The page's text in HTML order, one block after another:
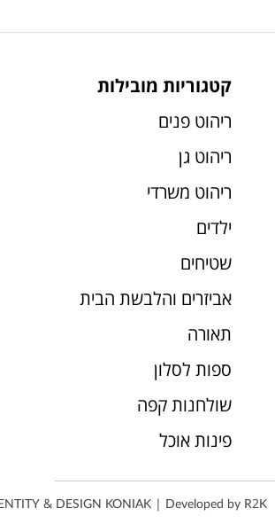
קטגוריות מובילות
ריהוט פנים
ריהוט גן
ריהוט משרדי
ילדים
שטיחים
אביזרים והלבשת הבית
תאורה
ספות לסלון
שולחנות קפה
פינות אוכל
& DESIGN KONIAK | Developed by R2K